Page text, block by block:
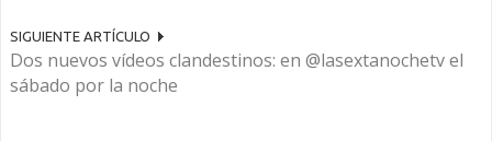
SIGUIENTE ARTÍCULO
Dos nuevos vídeos clandestinos: en @lasextanochetv el
sábado por la noche